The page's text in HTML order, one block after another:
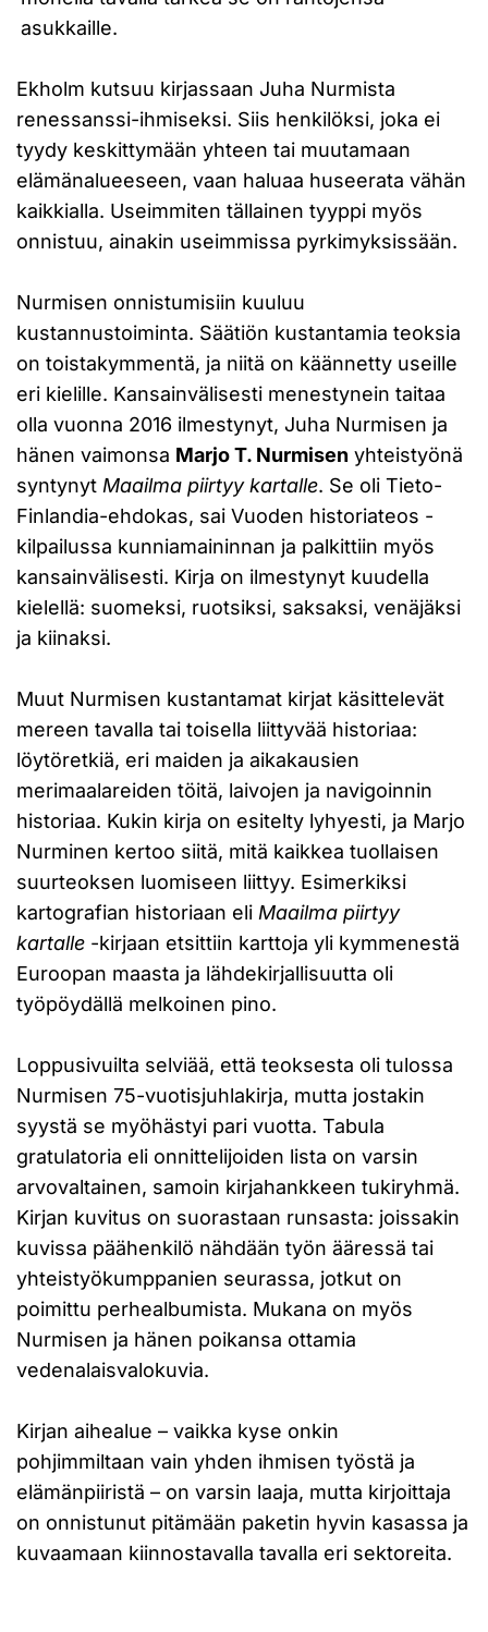
asukkaille.
Ekholm kutsuu kirjassaan Juha Nurmista
renessanssi-ihmiseksi. Siis henkilöksi, joka ei
tyydy keskittymään yhteen tai muutamaan
elämänalueeseen, vaan haluaa huseerata vähän
kaikkialla. Useimmiten tällainen tyyppi myös
onnistuu, ainakin useimmissa pyrkimyksissään.
Nurmisen onnistumisiin kuuluu
kustannustoiminta. Säätiön kustantamia teoksia
on toistakymmentä, ja niitä on käännetty useille
eri kielille. Kansainvälisesti menestynein taitaa
olla vuonna 2016 ilmestynyt, Juha Nurmisen ja
hänen vaimonsa Marjo T. Nurmisen yhteistyönä
syntynyt Maailma piirtyy kartalle. Se oli Tieto-
Finlandia-ehdokas, sai Vuoden historiateos -
kilpailussa kunniamaininnan ja palkittiin myös
kansainvälisesti. Kirja on ilmestynyt kuudella
kielellä: suomeksi, ruotsiksi, saksaksi, venäjäksi
ja kiinaksi.
Muut Nurmisen kustantamat kirjat käsittelevät
mereen tavalla tai toisella liittyvää historiaa:
löytöretkiä, eri maiden ja aikakausien
merimaalareiden töitä, laivojen ja navigoinnin
historiaa. Kukin kirja on esitelty lyhyesti, ja Marjo
Nurminen kertoo siitä, mitä kaikkea tuollaisen
suurteoksen luomiseen liittyy. Esimerkiksi
kartografian historiaan eli Maailma piirtyy
kartalle -kirjaan etsittiin karttoja yli kymmenestä
Euroopan maasta ja lähdekirjallisuutta oli
työpöydällä melkoinen pino.
Loppusivuilta selviää, että teoksesta oli tulossa
Nurmisen 75-vuotisjuhlakirja, mutta jostakin
syystä se myöhästyi pari vuotta. Tabula
gratulatoria eli onnittelijoiden lista on varsin
arvovaltainen, samoin kirjahankkeen tukiryhmä.
Kirjan kuvitus on suorastaan runsasta: joissakin
kuvissa päähenkilö nähdään työn ääressä tai
yhteistyökumppanien seurassa, jotkut on
poimittu perhealbumista. Mukana on myös
Nurmisen ja hänen poikansa ottamia
vedenalaisvalokuvia.
Kirjan aihealue – vaikka kyse onkin
pohjimmiltaan vain yhden ihmisen työstä ja
elämänpiiristä – on varsin laaja, mutta kirjoittaja
on onnistunut pitämään paketin hyvin kasassa ja
kuvaamaan kiinnostavalla tavalla eri sektoreita.